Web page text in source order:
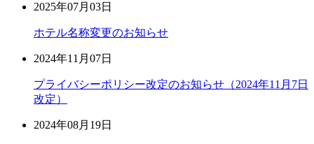
2025年07月03日
ホテル名称変更のお知らせ
2024年11月07日
プライバシーポリシー改定のお知らせ（2024年11月7日
改定）
2024年08月19日